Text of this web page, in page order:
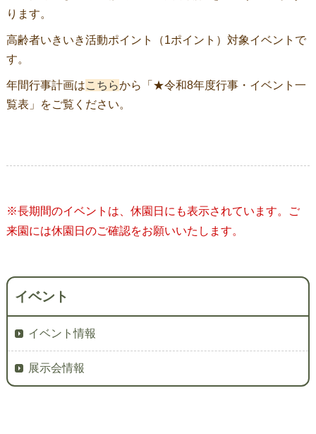
ります。
高齢者いきいき活動ポイント（1ポイント）対象イベントで
す。
年間行事計画はこちらから「★令和8年度行事・イベント一
覧表」をご覧ください。
※長期間のイベントは、休園日にも表示されています。ご
来園には休園日のご確認をお願いいたします。
イベント
イベント情報
展示会情報